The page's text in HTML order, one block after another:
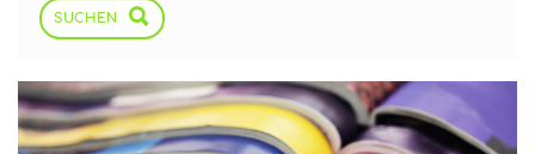
SUCHEN